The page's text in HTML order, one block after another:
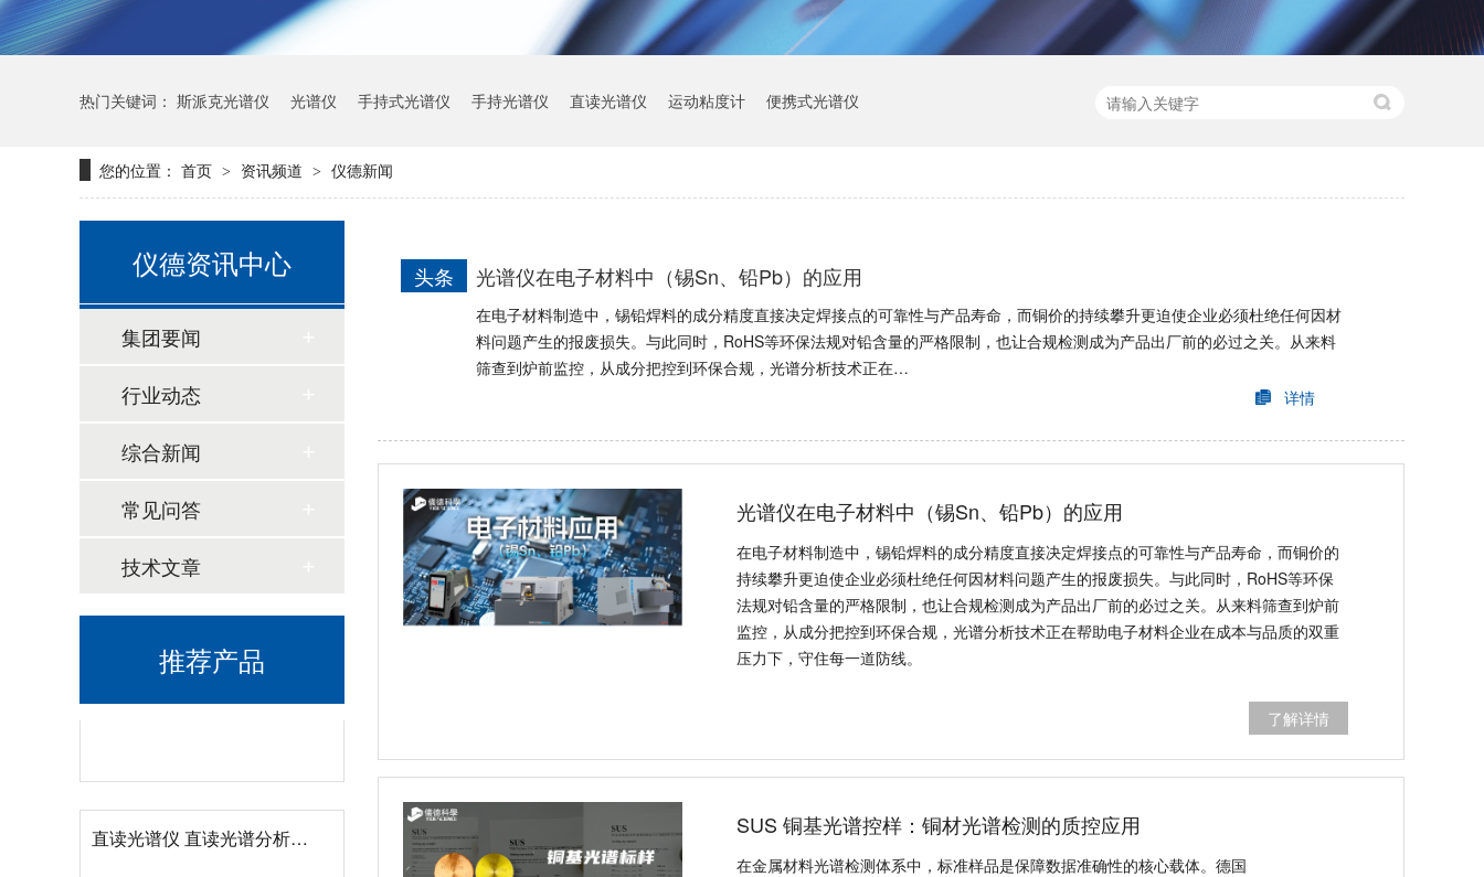
热门关键词： 斯派克光谱仪 光谱仪 手持式光谱仪 手持光谱仪 直读光谱仪 运动粘度计 便携式光谱仪
您的位置： 首页 > 资讯频道 > 仪德新闻
光谱仪在电子材料中（锡Sn、铅Pb）的应用
头条
在电子材料制造中，锡铅焊料的成分精度直接决定焊接点的可靠性与产品寿命，而铜价的持续攀升更迫使企业必须杜绝任何因材
料问题产生的报废损失。与此同时，RoHS等环保法规对铅含量的严格限制，也让合规检测成为产品出厂前的必过之关。从来料
筛查到炉前监控，从成分把控到环保合规，光谱分析技术正在…
详情
光谱仪在电子材料中（锡Sn、铅Pb）的应用
在电子材料制造中，锡铅焊料的成分精度直接决定焊接点的可靠性与产品寿命，而铜价的
持续攀升更迫使企业必须杜绝任何因材料问题产生的报废损失。与此同时，RoHS等环保
法规对铅含量的严格限制，也让合规检测成为产品出厂前的必过之关。从来料筛查到炉前
监控，从成分把控到环保合规，光谱分析技术正在帮助电子材料企业在成本与品质的双重
压力下，守住每一道防线。
了解详情
SUS 铜基光谱控样：铜材光谱检测的质控应用
在金属材料光谱检测体系中，标准样品是保障数据准确性的核心载体。德国
仪德资讯中心
集团要闻
行业动态
综合新闻
常见问答
技术文章
推荐产品
直读光谱仪 直读光谱分析仪 LAB S